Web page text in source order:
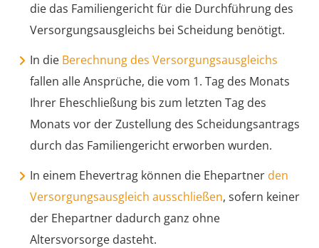
die das Familiengericht für die Durchführung des
Versorgungsausgleichs bei Scheidung benötigt.
In die Berechnung des Versorgungsausgleichs
fallen alle Ansprüche, die vom 1. Tag des Monats
Ihrer Eheschließung bis zum letzten Tag des
Monats vor der Zustellung des Scheidungsantrags
durch das Familiengericht erworben wurden.
In einem Ehevertrag können die Ehepartnerden
Versorgungsausgleich ausschließen, sofern keiner
der Ehepartner dadurch ganz ohne
Altersvorsorge dasteht.